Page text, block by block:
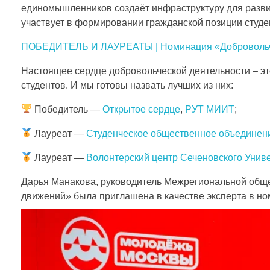
единомышленников создаёт инфраструктуру для
участвует в формировании гражданской позиции
ПОБЕДИТЕЛЬ И ЛАУРЕАТЫ | Номинация
Настоящее сердце добровольческой деятельности –
студентов. И мы готовы назвать лучших из них:
Победитель —Открытое сердце, РУТ МИИТ;
Лауреат —Студенческое общественное
Лауреат — Волонтерский центр Сеченовского
Дарья Манакова, руководитель Межрегиональной
движений» была приглашена в качестве эксперта в